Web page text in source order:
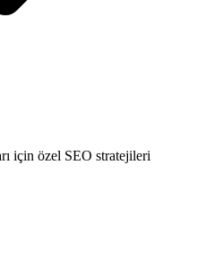
için özel SEO stratejileri